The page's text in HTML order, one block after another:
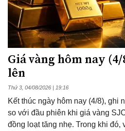
Giá vàng hôm nay
lên
Thứ 3, 04/08/2026 | 19:16
Kết thúc ngày hôm nay (4/8), ghi
so với đầu phiên khi giá vàng
đồng loạt tăng nhẹ. Trong khi đó,